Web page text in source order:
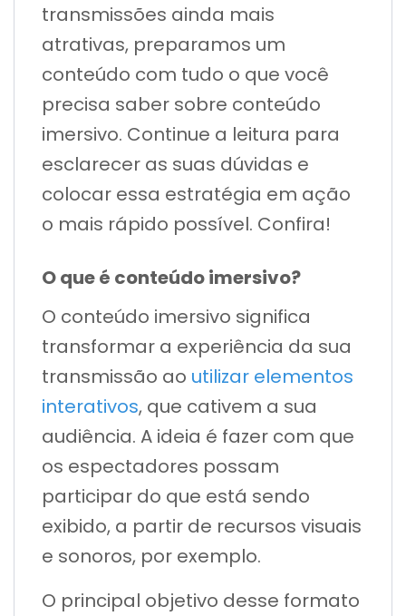
transmissões ainda mais
atrativas, preparamos um
conteúdo com tudo o que você
precisa saber sobre conteúdo
imersivo. Continue a leitura para
esclarecer as suas dúvidas e
colocar essa estratégia em ação
o mais rápido possível. Confira!
O que é conteúdo imersivo?
O conteúdo imersivo significa
transformar a experiência da sua
transmissão ao utilizar elementos
interativos, que cativem a sua
audiência. A ideia é fazer com que
os espectadores possam
participar do que está sendo
exibido, a partir de recursos visuais
e sonoros, por exemplo.
O principal objetivo desse formato